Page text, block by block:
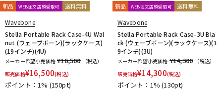
新品 WEB注文店頭受取可 送料無料
Wavebone
Stella Portable Rack Case-4U Wal
nut (ウェーブボーン)(ラックケース)
(19インチ)(4U)
メーカー希望小売価格 ¥16,500
（税込）
販売価格¥16,500(税込)
ポイント：1% (150pt)
新品 WEB注文店頭受取可 送料無料
Wavebone
Stella Portable Rack Case-3U Bla
ck (ウェーブボーン)(ラックケース)(1
9インチ)(3U)
メーカー希望小売価格 ¥14,300
（税込）
販売価格¥14,300(税込)
ポイント：1%(130pt)